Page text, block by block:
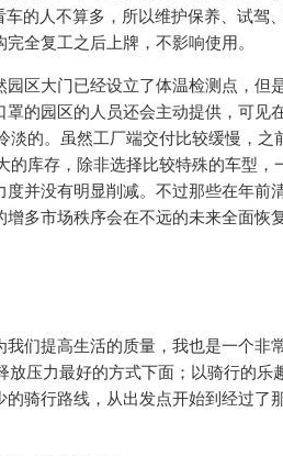
的人不算多，所以维护保养、试驾
全复工之后上牌，不影响使用。
区大门已经设立了体温检测点，但
的园区的人员还会主动提供，可见
的。虽然工厂端交付比较缓慢，之
库存，除非选择比较特殊的车型，
并没有明显削减。不过那些在年前
多市场秩序会在不远的未来全面恢复
们提高生活的质量，我也是一个非
压力最好的方式下面；以骑行的乐
骑行路线，从出发点开始到经过了